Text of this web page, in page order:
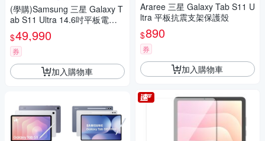
(學購)Samsung 三星 Galaxy T
ab S11 Ultra 14.6吋平板電腦
(WiFi/12G/512GB)X930
$49,990
券
加入購物車
Araree 三星 Galaxy Tab S11 U
ltra 平板抗震支架保護殼
$890
券
加入購物車